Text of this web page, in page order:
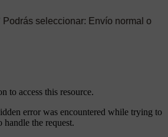
Envío normal o rápido ☑️